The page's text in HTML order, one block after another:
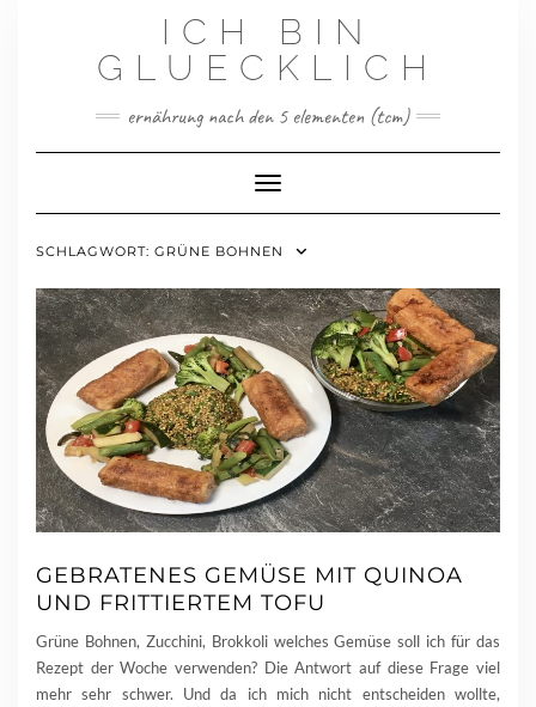
ICH BIN
GLUECKLICH
ernährung nach den 5 elementen (tcm)
Toggle Navigation
SCHLAGWORT: GRÜNE BOHNEN
GEBRATENES GEMÜSE MIT QUINOA
UND FRITTIERTEM TOFU
Grüne Bohnen, Zucchini, Brokkoli welches Gemüse soll ich für das
Rezept der Woche verwenden? Die Antwort auf diese Frage viel
mehr sehr schwer. Und da ich mich nicht entscheiden wollte,